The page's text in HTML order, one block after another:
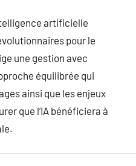
artificielle
pour le
une gestion avec
équilibrée qui
ainsi que les enjeux
que l’IA bénéficiera à